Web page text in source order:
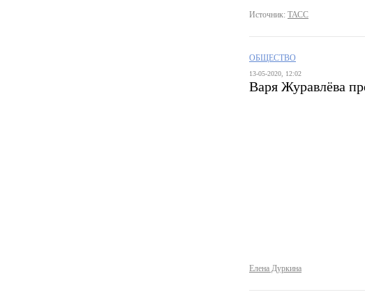
Источник: ТАСС
ОБЩЕСТВО
13-05-2020, 12:02
Варя Журавлёва
Елена Дуркина